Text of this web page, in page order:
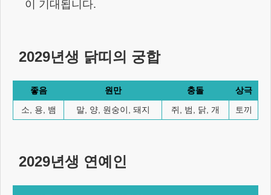
이 기대됩니다.
2029년생 닭띠의 궁합
좋음 원만 충돌
상극
소, 용, 뱀
말, 양, 원숭이, 돼지 쥐, 범, 닭, 개 토끼
2029년생 연예인